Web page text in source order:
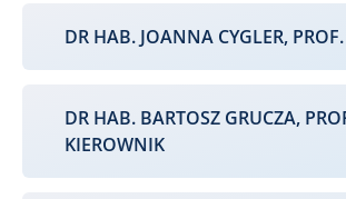
DR HAB. JOANNA CYGLER,
DR HAB. BARTOSZ GRUCZA,
KIEROWNIK